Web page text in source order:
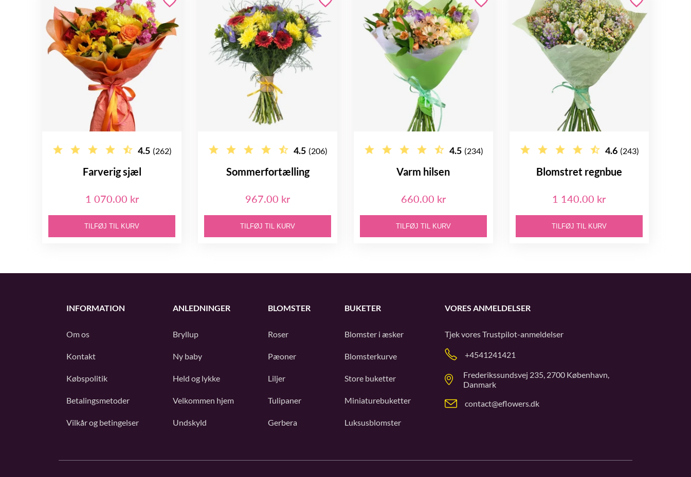
4.5 (262)
Farverig sjæl
1 070.00 kr
TILFØJ TIL KURV
4.5 (206)
Sommerfortælling
967.00 kr
TILFØJ TIL KURV
4.5 (234)
Varm hilsen
660.00 kr
TILFØJ TIL KURV
4.6 (243)
Blomstret regnbue
1 140.00 kr
TILFØJ TIL KURV
INFORMATION
Om os
Kontakt
Købspolitik
Betalingsmetoder
Vilkår og betingelser
ANLEDNINGER
Bryllup
Ny baby
Held og lykke
Velkommen hjem
Undskyld
BLOMSTER
Roser
Pæoner
Liljer
Tulipaner
Gerbera
BUKETER
Blomster i æsker
Blomsterkurve
Store buketter
Miniaturebuketter
Luksusblomster
VORES ANMELDELSER
Tjek voresTrustpilot-anmeldelser
+4541241421
Frederikssundsvej 235, 2700 København,
Danmark
contact@eflowers.dk